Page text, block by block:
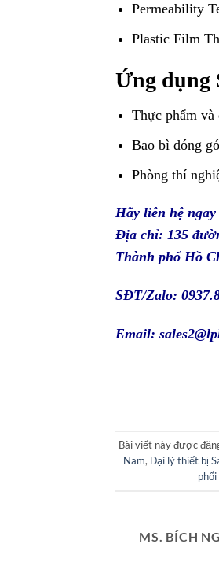
Permeability
Plastic Film
Ứng dụng
Thực phẩm và
Bao bì đóng
Phòng thí
Hãy liên hệ
Địa chỉ: 135
Thành phố Hồ
SĐT/Zalo:
Email: sales2@lp
Bài viết này được
Nam,Đại lý thiết bị
MS. BÍCH